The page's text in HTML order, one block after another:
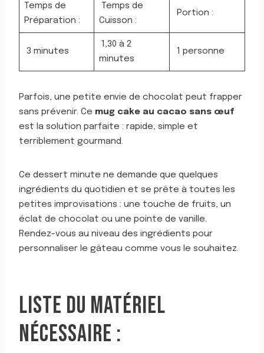
Temps de
Préparation :
Temps de
Cuisson :
Portion :
3 minutes
1,30 à 2
minutes
1 personne
Parfois, une petite envie de chocolat peut frapper
sans prévenir. Ce mug cake au cacao sans œuf
est la solution parfaite : rapide, simple et
terriblement gourmand.
Ce dessert minute ne demande que quelques
ingrédients du quotidien et se prête à toutes les
petites improvisations : une touche de fruits, un
éclat de chocolat ou une pointe de vanille.
Rendez-vous au niveau des ingrédients pour
personnaliser le gâteau comme vous le souhaitez.
LISTE DU MATÉRIEL
NÉCESSAIRE :